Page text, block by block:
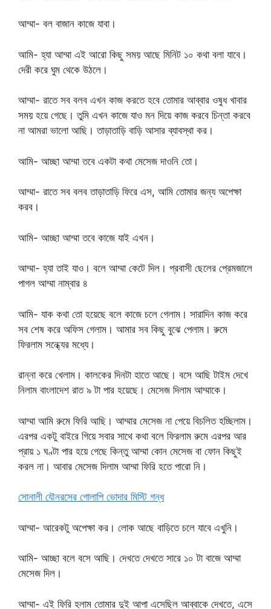
আম্মা- বল বাজান কাজে যাবা।
আমি- হ্যা আম্মা এই আরো কিছু সময় আছে মিনিট ১০ কথা বলা যাবে।
দেরী করে ঘুম থেকে উঠলে।
আম্মা- রাতে সব বলব এখন কাজ করতে হবে তোমার আব্বার ওষুধ খাবার
সময় হয়ে গেছে। তুমি এখন কাজে যাও মন দিয়ে কাজ করবে চিন্তা করবে
না আমরা ভালো আছি। তাড়াতাড়ি বাড়ি আসার ব্যাবস্থা কর।
আমি- আচ্ছা আম্মা তবে একটা কথা মেসেজ দাওনি তো।
আম্মা- রাতে সব বলব তাড়াতাড়ি ফিরে এস, আমি তোমার জন্য অপেক্ষা
করব।
আমি- আচ্ছা আম্মা তবে কাজে যাই এখন।
আম্মা- হ্যা তাই যাও। বলে আম্মা কেটে দিল। প্রবাসী ছেলের প্রেমজালে
পাগল আম্মা নাম্বার ৪
আমি- যাক কথা তো হয়েছে বলে কাজে চলে গেলাম। সারাদিন কাজ করে
সব শেষ করে অফিস গেলাম। আমার সব কিছু বুঝে পেলাম। রুমে
ফিরলাম সন্ধ্যের মধ্যে।
রান্না করে খেলাম। কালকের দিনটা হাতে আছে। বসে আছি টাইম দেখে
নিলাম বাংলাদেশ রাত ৯ টা পার হয়েছে। মেসেজ দিলাম আম্মাকে।
আম্মা আমি রুমে ফিরি আছি। আম্মার মেসেজ না পেয়ে বিচলিত হচ্ছিলাম।
এরপর একটু বাইরে গিয়ে সবার সাথে কথা বলে ফিরলাম রুমে এরপর আর
প্রায় ১ ঘণ্টা পার হয়ে গেছে কিন্তু আম্মা কোন মেসেজ বা ফোন কিছুই
করল না। আবার মেসেজ দিলাম আম্মা ফিরি হতে পারো নি।
সোনালী যৌনরসের গোলাপি ভোদার মিস্টি গন্ধ
আম্মা- আরেকটু অপেক্ষা কর। লোক আছে বাড়িতে চলে যাবে এখুনি।
আমি- আচ্ছা বলে বসে আছি। দেখতে দেখতে সারে ১০ টা বাজে আম্মা
মেসেজ দিল।
আম্মা- এই ফিরি হলাম তোমার দুই আপা এসেছিল আব্বাকে দেখতে, এসে